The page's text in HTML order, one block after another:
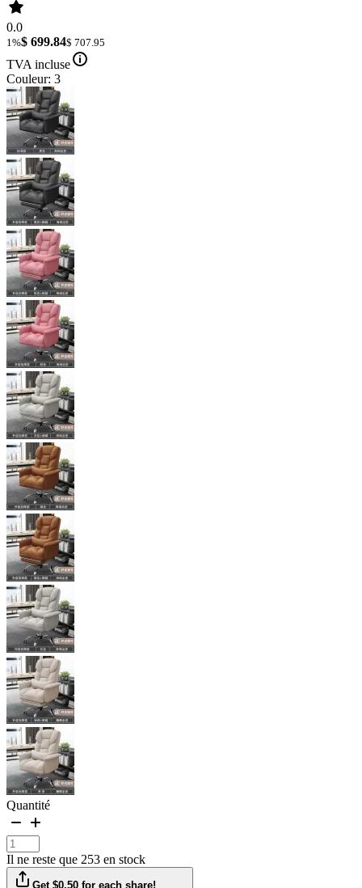
0.0
1%$ 699.84$ 707.95
TVA incluse
Couleur: 3
Quantité
Il ne reste que 253 en stock
Get $0.50 for each share!